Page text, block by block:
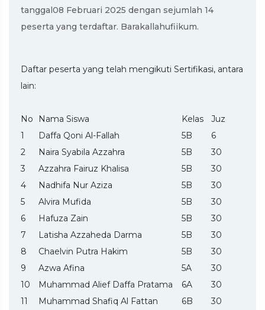
tanggal08 Februari 2025 dengan sejumlah 14
peserta yang terdaftar. Barakallahufiikum.
Daftar peserta yang telah mengikuti Sertifikasi, antara
lain:
No Nama Siswa Kelas
Juz
1
Daffa Qoni Al-Fallah 5B
6
2
Naira Syabila Azzahra 5B
30
3
Azzahra Fairuz Khalisa 5B
30
4
Nadhifa Nur Aziza 5B
30
5
Alvira Mufida 5B
30
6
Hafuza Zain 5B
30
7
Latisha Azzaheda Darma 5B
30
8
Chaelvin Putra Hakim 5B
30
9
Azwa Afina 5A
30
10
Muhammad Alief Daffa Pratama 6A
30
11
Muhammad Shafiq Al Fattan 6B
30